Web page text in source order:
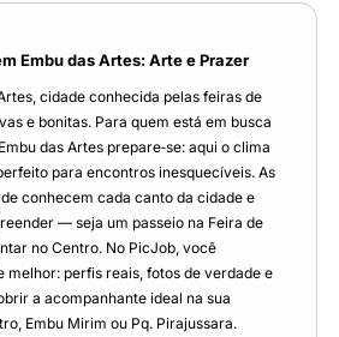
Embu das Artes: Arte e Prazer
cidade conhecida pelas feiras de
e bonitas. Para quem está em busca
das Artes prepare‑se: aqui o clima
para encontros inesquecíveis. As
conhecem cada canto da cidade e
— seja um passeio na Feira de
no Centro. No PicJob, você
melhor: perfis reais, fotos de verdade e
a acompanhante ideal na sua
Embu Mirim ou Pq. Pirajussara.